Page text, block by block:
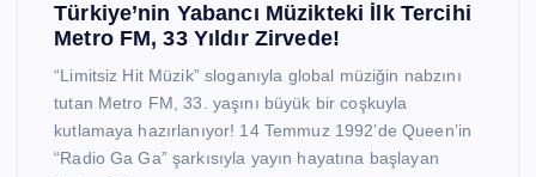
Türkiye’nin Yabancı Müzikteki İlk Tercihi
Metro FM, 33 Yıldır Zirvede!
“Limitsiz Hit Müzik” sloganıyla global müziğin nabzını
tutan Metro FM, 33. yaşını büyük bir coşkuyla
kutlamaya hazırlanıyor! 14 Temmuz 1992’de Queen’in
“Radio Ga Ga” şarkısıyla yayın hayatına başlayan